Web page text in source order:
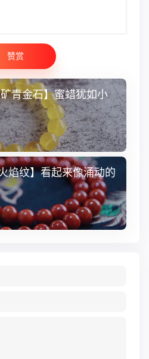
赞赏
青金石】蜜蜡犹如小
焰纹】看起来像涌动的